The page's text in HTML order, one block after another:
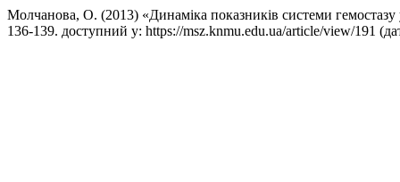
Молчанова, О. (2013) «Динаміка показників системи
136-139. доступний у: https://msz.knmu.edu.ua/article/view/191